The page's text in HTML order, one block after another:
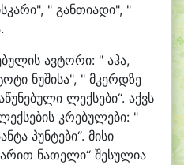
" განთიადი", "
ავტორი: " აჰა,
ნუშისა", " მკერდზე
ლექსები“. აქვს
კრებულები: "
პუნტები“. მისი
ნათელი“ შესულია